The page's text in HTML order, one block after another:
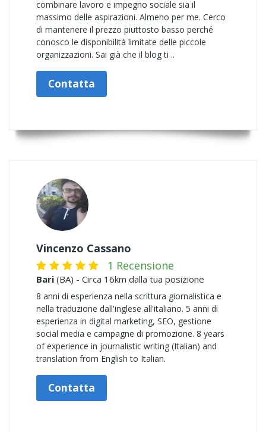
combinare lavoro e impegno sociale sia il
massimo delle aspirazioni. Almeno per me. Cerco
di mantenere il prezzo piuttosto basso perché
conosco le disponibilità limitate delle piccole
organizzazioni. Sai già che il blog ti ..
Contatta
Vincenzo Cassano
1 Recensione
Bari (BA) - Circa 16km dalla tua posizione
8 anni di esperienza nella scrittura giornalistica e
nella traduzione dall'inglese all'italiano. 5 anni di
esperienza in digital marketing, SEO, gestione
social media e campagne di promozione. 8 years
of experience in journalistic writing (Italian) and
translation from English to Italian.
Contatta